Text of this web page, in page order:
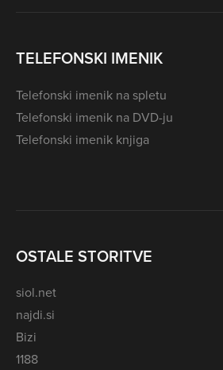
TELEFONSKI IMENIK
Telefonski imenik na spletu
Telefonski imenik na DVD-ju
Telefonski imenik knjiga
OSTALE STORITVE
siol.net
najdi.si
Bizi
1188